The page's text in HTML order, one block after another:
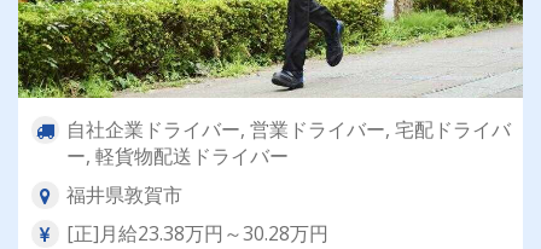
自社企業ドライバー, 営業ドライバー, 宅配ドライバ
ー, 軽貨物配送ドライバー
福井県敦賀市
[正]月給23.38万円～30.28万円